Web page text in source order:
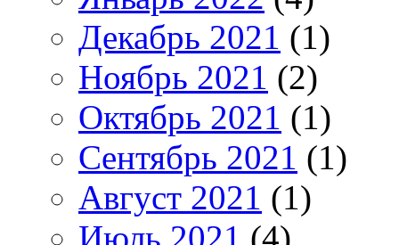
Декабрь 2021 (1)
Ноябрь 2021 (2)
Октябрь 2021 (1)
Сентябрь 2021 (1)
Август 2021 (1)
Июль 2021 (4)